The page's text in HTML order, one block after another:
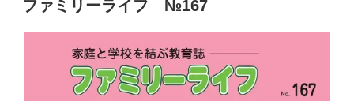
日:
ファミリーライフ №167